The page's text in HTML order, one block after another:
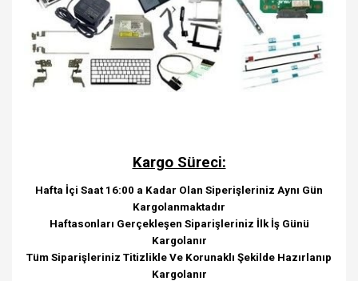
Kargo Süreci:
Hafta İçi Saat 16:00 a Kadar Olan Siperişleriniz Aynı Gün
Kargolanmaktadır
Haftasonları Gerçekleşen Siparişleriniz İlk İş Günü
Kargolanır
Tüm Siparişleriniz Titizlikle Ve Korunaklı Şekilde Hazırlanıp
Kargolanır